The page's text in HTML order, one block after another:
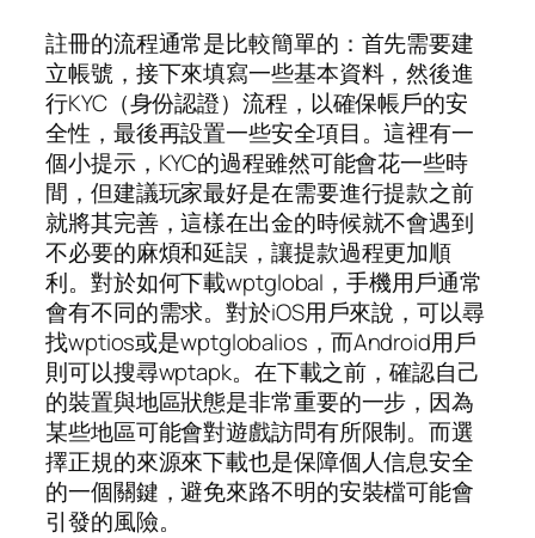
註冊的流程通常是比較簡單的：首先需要建
立帳號，接下來填寫一些基本資料，然後進
行KYC（身份認證）流程，以確保帳戶的安
全性，最後再設置一些安全項目。這裡有一
個小提示，KYC的過程雖然可能會花一些時
間，但建議玩家最好是在需要進行提款之前
就將其完善，這樣在出金的時候就不會遇到
不必要的麻煩和延誤，讓提款過程更加順
利。對於如何下載wptglobal，手機用戶通常
會有不同的需求。對於iOS用戶來說，可以尋
找wptios或是wptglobalios，而Android用戶
則可以搜尋wptapk。在下載之前，確認自己
的裝置與地區狀態是非常重要的一步，因為
某些地區可能會對遊戲訪問有所限制。而選
擇正規的來源來下載也是保障個人信息安全
的一個關鍵，避免來路不明的安裝檔可能會
引發的風險。